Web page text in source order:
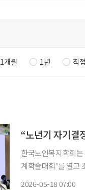
1개월 1년 직
“노년기 자기결
한국노인복지학회
계학술대회’를 열고
2026-05-18 07:00